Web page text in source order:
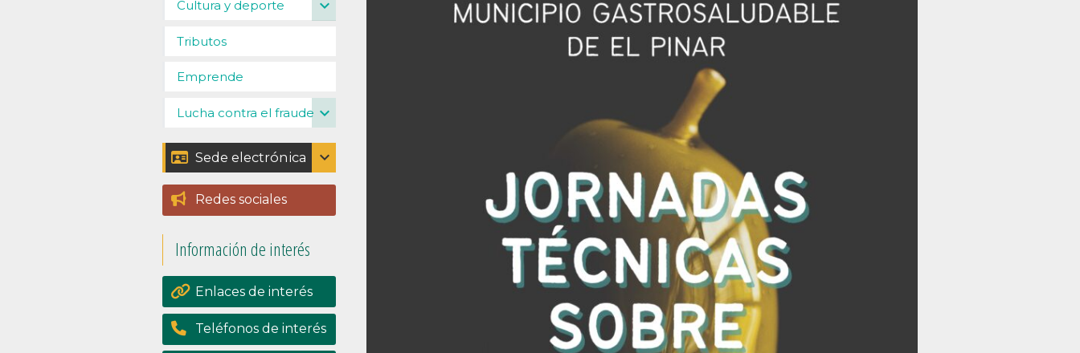
Cultura y deporte expand_more
Tributos
Emprende
Lucha contra el fraude expand_more
Sede electrónica expand_more
Catálogo de trámites
Padrón
Perfil del contratante
Portal de
transpariencia
Redes sociales
Información de interés
Enlaces de interés
Teléfonos de interés